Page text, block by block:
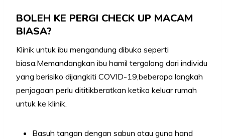
BOLEH KE PERGI CHECK UP MACAM
BIASA?
Klinik untuk ibu mengandung dibuka seperti
biasa.Memandangkan ibu hamil tergolong dari individu
yang berisiko dijangkiti COVID-19,beberapa langkah
penjagaan perlu dititikberatkan ketika keluar rumah
untuk ke klinik.
Basuh tangan dengan sabun atau guna hand